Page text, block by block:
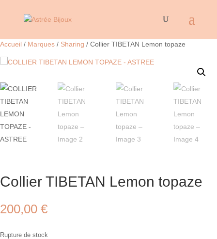
Accueil / Marques / Sharing / Collier TIBETAN Lemon topaze
Collier TIBETAN Lemon topaze
200,00 €
Rupture de stock